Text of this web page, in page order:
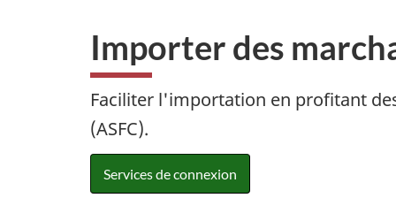
Importer des
Faciliter l'importation en profitant
(ASFC).
Services de connexion